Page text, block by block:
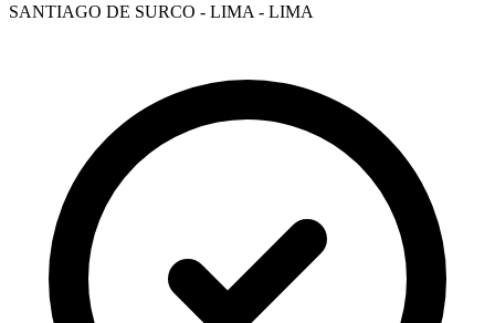
SANTIAGO DE SURCO - LIMA - LIMA